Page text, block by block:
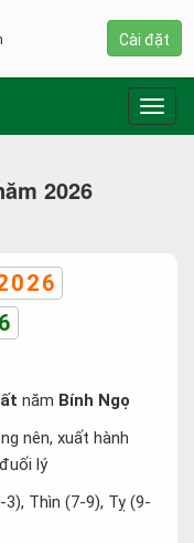
2026
năm Bính Ngọ
nên, xuất hành
lý
3), Thìn (7-9), Tỵ (9-
Cài đặt